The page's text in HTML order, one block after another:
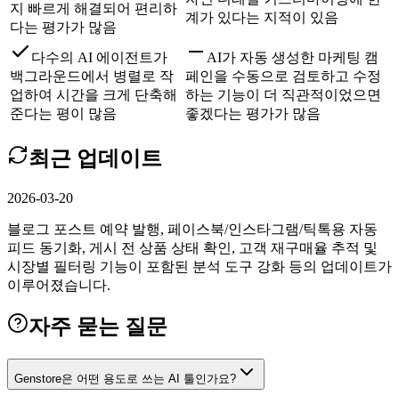
지 빠르게 해결되어 편리하
다는 평가가 많음
계가 있다는 지적이 있음
다수의 AI 에이전트가
백그라운드에서 병렬로 작
업하여 시간을 크게 단축해
준다는 평이 많음
AI가 자동 생성한 마케팅 캠
페인을 수동으로 검토하고 수정
하는 기능이 더 직관적이었으면
좋겠다는 평가가 많음
최근 업데이트
2026-03-20
블로그 포스트 예약 발행, 페이스북/인스타그램/틱톡용 자동
피드 동기화, 게시 전 상품 상태 확인, 고객 재구매율 추적 및
시장별 필터링 기능이 포함된 분석 도구 강화 등의 업데이트가
이루어졌습니다.
자주 묻는 질문
Genstore은 어떤 용도로 쓰는 AI 툴인가요?